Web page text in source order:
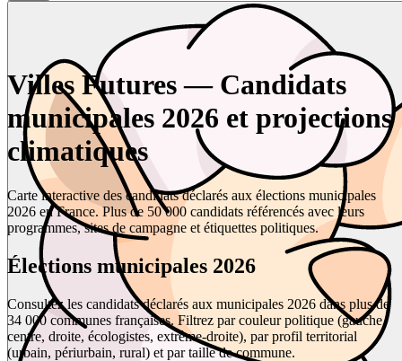
Villes Futures — Candidats
municipales 2026 et projections
climatiques
Carte interactive des candidats déclarés aux élections municipales
2026 en France. Plus de 50 000 candidats référencés avec leurs
programmes, sites de campagne et étiquettes politiques.
Élections municipales 2026
Consultez les candidats déclarés aux municipales 2026 dans plus de
34 000 communes françaises. Filtrez par couleur politique (gauche,
centre, droite, écologistes, extrême-droite), par profil territorial
(urbain, périurbain, rural) et par taille de commune.